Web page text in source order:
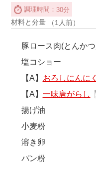
調理時間：30分
材料と分量 （1人前）
豚ロース肉(とんか
塩コショー
【A】 おろしにんにく
【A】 一味唐がらし
揚げ油
小麦粉
溶き卵
パン粉